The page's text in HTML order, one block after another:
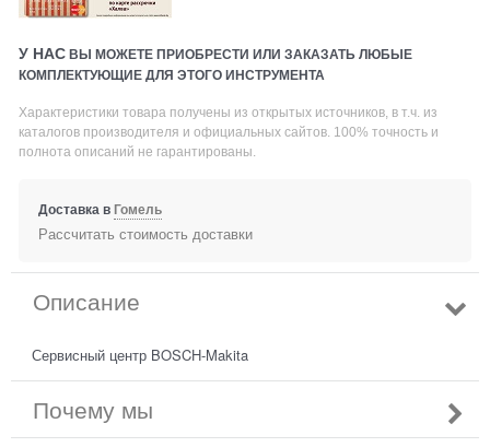
У НАС ВЫ МОЖЕТЕ ПРИОБРЕСТИ ИЛИ ЗАКАЗАТЬ ЛЮБЫЕ
КОМПЛЕКТУЮЩИЕ ДЛЯ ЭТОГО ИНСТРУМЕНТА
Характеристики товара получены из открытых источников, в т.ч. из
каталогов производителя и официальных сайтов. 100% точность и
полнота описаний не гарантированы.
Доставка вГомель
Рассчитать стоимость доставки
Описание
Сервисный центр BOSCH-Makita
Почему мы